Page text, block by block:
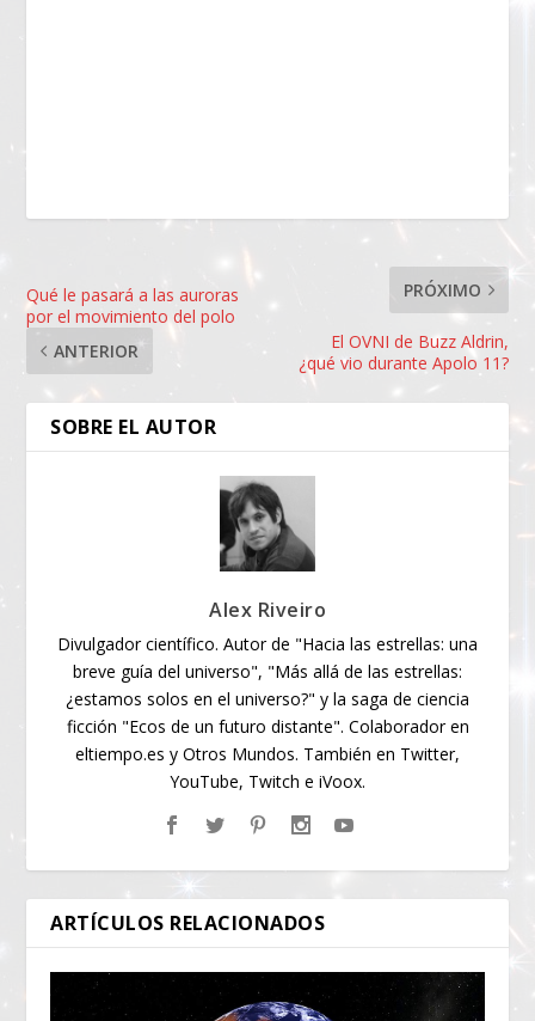
Qué le pasará a las auroras
por el movimiento del polo
ANTERIOR
PRÓXIMO
El OVNI de Buzz Aldrin,
¿qué vio durante Apolo 11?
SOBRE EL AUTOR
Alex Riveiro
Divulgador científico. Autor de "Hacia las estrellas: una
breve guía del universo", "Más allá de las estrellas:
¿estamos solos en el universo?" y la saga de ciencia
ficción "Ecos de un futuro distante". Colaborador en
eltiempo.es y Otros Mundos. También en Twitter,
YouTube, Twitch e iVoox.
ARTÍCULOS RELACIONADOS